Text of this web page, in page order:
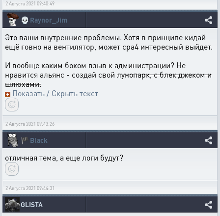
2 Августа 2021 09:40:49
💀 Raynor_Jim
Это ваши внутренние проблемы. Хотя в принципе кидай
ещё говно на вентилятор, может сра4 интересный выйдет.
И вообще каким боком взыв к администрации? Не
нравится альянс - создай свой лунопарк, с блек джеком и
шлюхами.
Показать / Скрыть текст
2 Августа 2021 09:43:26
🏴 Black
отличная тема, а еще логи будут?
2 Августа 2021 09:44:31
GLISTA